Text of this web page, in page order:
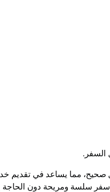
السفر.
مما يساعد في تقديم
سفر سلسة ومريحة دون